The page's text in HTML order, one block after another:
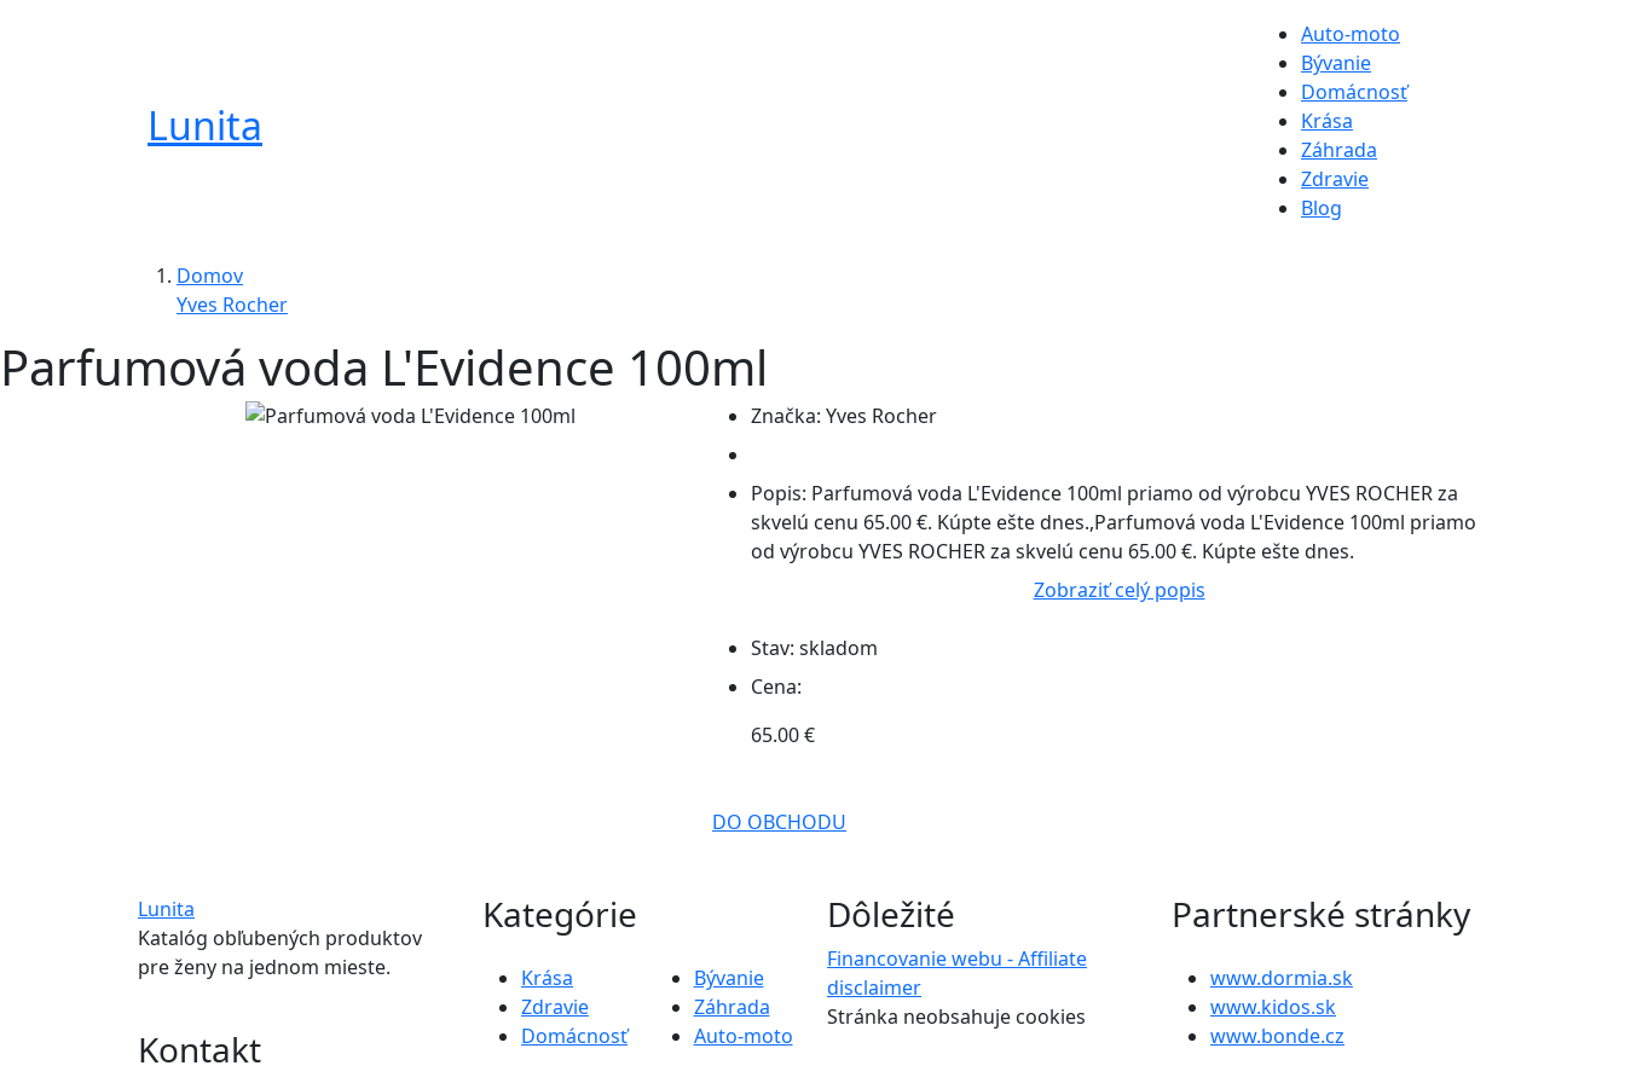
Lunita
Auto-moto
Bývanie
Domácnosť
Krása
Záhrada
Zdravie
Blog
Domov
Yves Rocher
Parfumová voda L'Evidence 100ml
Značka: Yves Rocher
Popis: Parfumová voda L'Evidence 100ml priamo od výrobcu YVES ROCHER za
skvelú cenu 65.00 €. Kúpte ešte dnes.,Parfumová voda L'Evidence 100ml priamo
od výrobcu YVES ROCHER za skvelú cenu 65.00 €. Kúpte ešte dnes.
Zobraziť celý popis
Stav: skladom
Cena:
65.00 €
DO OBCHODU
Lunita
Katalóg obľubených produktov
pre ženy na jednom mieste.
Kontakt
Kategórie
Krása
Zdravie
Domácnosť
Bývanie
Záhrada
Auto-moto
Dôležité
Financovanie webu - Affiliate
disclaimer
Stránka neobsahuje cookies
Partnerské stránky
www.dormia.sk
www.kidos.sk
www.bonde.cz